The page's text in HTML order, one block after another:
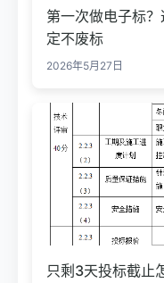
第一次做电子标
定不废标
2026年5月27日
只剩3天投标截止